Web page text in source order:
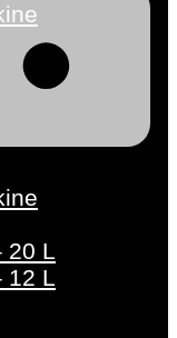
20 L
12 L